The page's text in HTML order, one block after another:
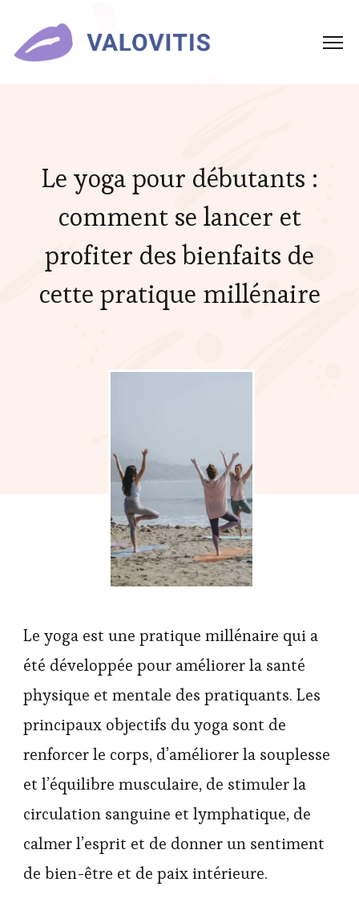
Le yoga pour débutants :
comment se lancer et
profiter des bienfaits de
cette pratique millénaire
Le yoga est une pratique millénaire qui a
été développée pour améliorer la santé
physique et mentale des pratiquants. Les
principaux objectifs du yoga sont de
renforcer le corps, d’améliorer la souplesse
et l’équilibre musculaire, de stimuler la
circulation sanguine et lymphatique, de
calmer l’esprit et de donner un sentiment
de bien-être et de paix intérieure.